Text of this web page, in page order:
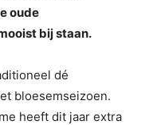
oude
bij staan.
dé
bloesemseizoen.
heeft dit jaar extra